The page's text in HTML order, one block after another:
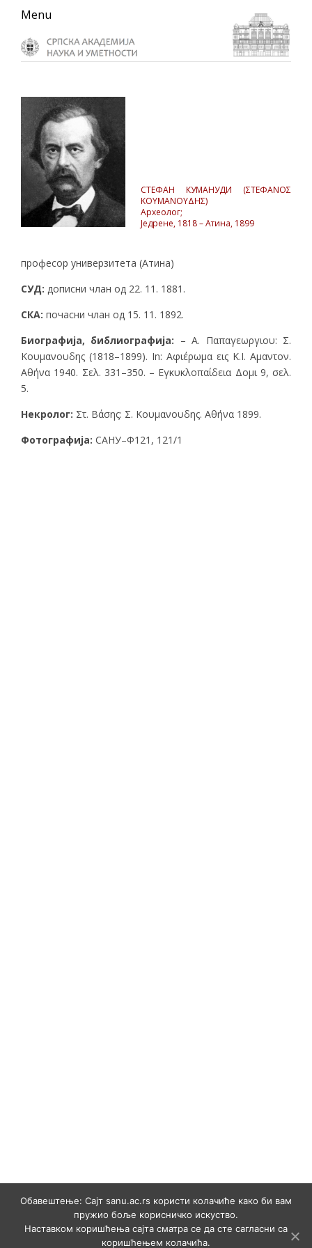
Skip
primary
navigation
Skip
main
content
Skip
primary
sidebar
Menu
СТЕФАН КУМАНУДИ (ΣΤΕΦΑΝΟΣ
ΚΟΥΜΑΝΟΥΔΗΣ)
Археолог;
Једрене, 1818 – Атина, 1899
професор универзитета (Атина)
СУД: дописни члан од 22. 11. 1881.
СКА: почасни члан од 15. 11. 1892.
Биографија, библиографија: – Α. Παπαγεωργιου: Σ.
Κουμανουδης (1818–1899). In: Αφιέρωμα εις K.I. Αμαντον.
Αθήνα 1940. Σελ. 331–350. – Εγκυκλοπαίδεια Δομι 9, σελ.
5.
Некролог: Στ. Βάσης: Σ. Κουμανουδης. Αθήνα 1899.
Фотографија: САНУ–Ф121, 121/1
Обавештење: Сајт sanu.ac.rs користи колачиће како би вам
пружио боље корисничко искуство.
Наставком коришћења сајта сматра се да сте сагласни са
коришћењем колачића.